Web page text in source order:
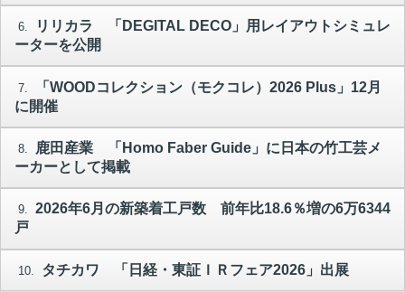
6.
リリカラ 「DEGITAL DECO」用レイアウトシミュレ
ーターを公開
7.
「WOODコレクション（モクコレ）2026 Plus」12月
に開催
8.
鹿田産業 「Homo Faber Guide」に日本の竹工芸メ
ーカーとして掲載
9. 2026年6月の新築着工戸数 前年比18.6％増の6万6344
戸
10. タチカワ 「日経・東証ＩＲフェア2026」出展